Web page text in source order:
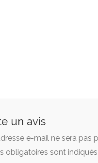
un avis
e-mail ne sera pas
obligatoires sont